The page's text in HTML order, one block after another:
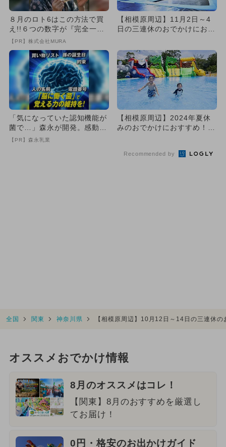
８月のロト6はこの方法で買
え!!６つの数字が『完全一
致』する方法
【PR】株式会社MURA
【相模原周辺】11月2日～4
日の三連休のおでかけにおす
「気になっていた認知機能が
菌で…」森永が開発。感動の
70代続出
【PR】森永乳業
【相模原周辺】2024年夏休
みのおでかけにおすすめ！人
Recommended by
全国 関東 神奈川県 【相模原周辺】10月12日～14日の三連休
オススメおでかけ情報
8月のオススメはコレ！
【関東】8月のおすすめを厳選し
てお届け！
0円・格安のお出かけガイド